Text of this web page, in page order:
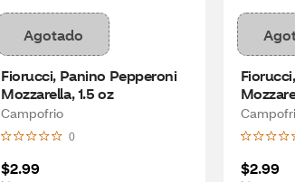
Agotado
Fiorucci, Panino Pepperoni
Mozzarella, 1.5 oz
Campofrio
0
$2.99 $2.99